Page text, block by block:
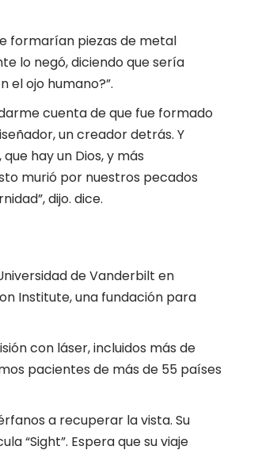
formarían piezas de metal
lo negó, diciendo que sería
el ojo humano?”.
cuenta de que fue formado
un creador detrás. Y
hay un Dios, y más
murió por nuestros pecados
dijo. dice.
de Vanderbilt en
Institute, una fundación para
con láser, incluidos más de
pacientes de más de 55 países
a recuperar la vista. Su
“Sight”. Espera que su viaje